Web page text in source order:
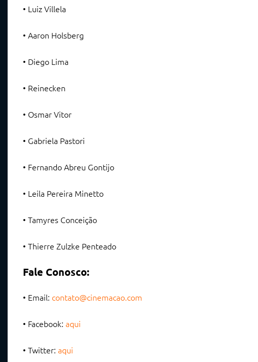
• Luiz Villela
• Aaron Holsberg
• Diego Lima
• Reinecken
• Osmar Vitor
• Gabriela Pastori
• Fernando Abreu Gontijo
• Leila Pereira Minetto
• Tamyres Conceição
• Thierre Zulzke Penteado
Fale Conosco:
• Email: contato@cinemacao.com
• Facebook: aqui
• Twitter: aqui